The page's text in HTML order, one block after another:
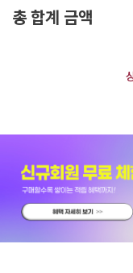
총 합계 금액